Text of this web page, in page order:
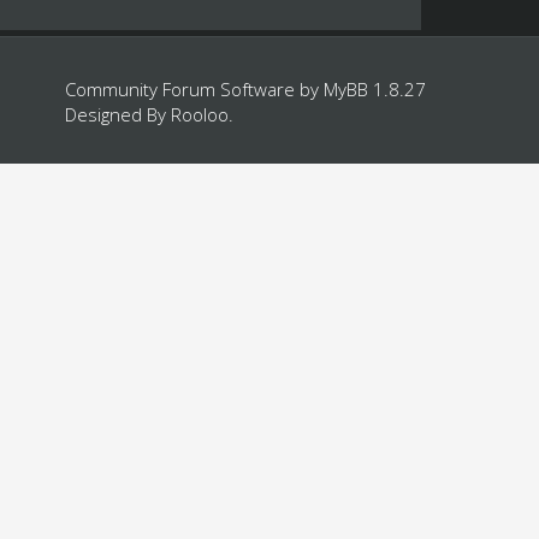
Community Forum Software by MyBB 1.8.27
Designed By Rooloo.